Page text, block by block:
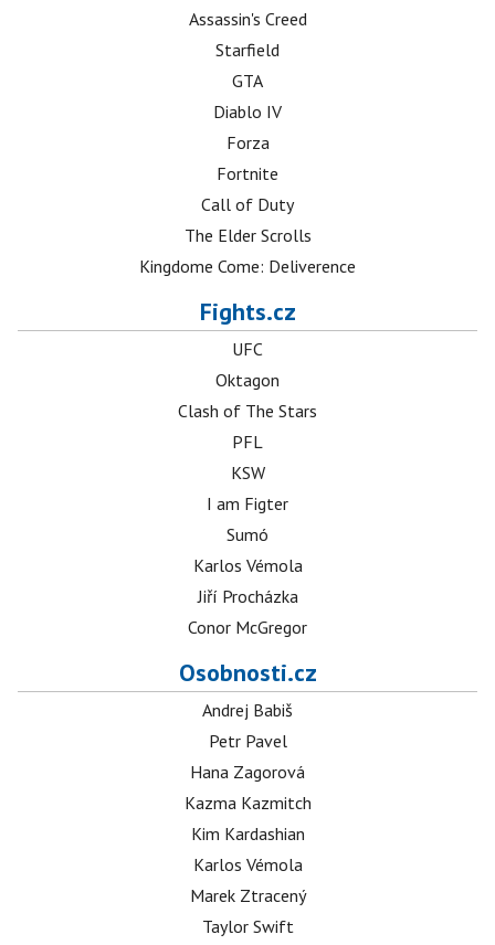
Assassin's Creed
Starfield
GTA
Diablo IV
Forza
Fortnite
Call of Duty
The Elder Scrolls
Kingdome Come: Deliverence
Fights.cz
UFC
Oktagon
Clash of The Stars
PFL
KSW
I am Figter
Sumó
Karlos Vémola
Jiří Procházka
Conor McGregor
Osobnosti.cz
Andrej Babiš
Petr Pavel
Hana Zagorová
Kazma Kazmitch
Kim Kardashian
Karlos Vémola
Marek Ztracený
Taylor Swift